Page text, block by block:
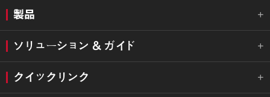
製品 
ソリューション & ガイド 
クイックリンク 